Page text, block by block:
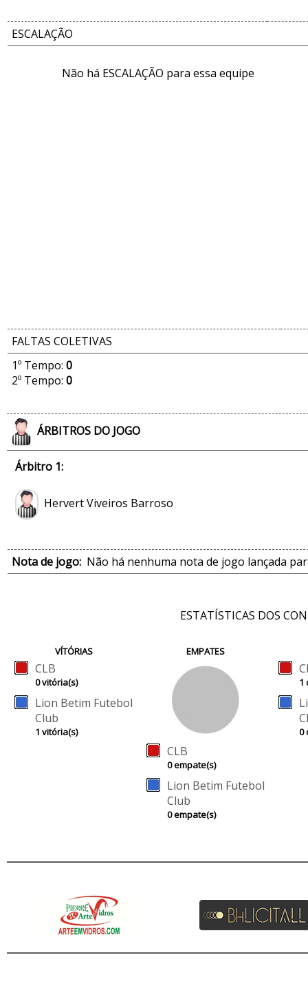
ESCALAÇÃO
Não há ESCALAÇÃO para essa equipe
FALTAS COLETIVAS
1º Tempo: 0
2º Tempo: 0
ÁRBITROS DO JOGO
Árbitro 1:
Hervert Viveiros Barroso
Nota de jogo: Não há nenhuma nota de jogo lançada
ESTATÍSTICAS DOS
VÍTÓRIAS
CLB
0 vitória(s)
Lion Betim Futebol
Club
1 vitória(s)
EMPATES
CLB
0 empate(s)
Lion Betim Futebol
Club
0 empate(s)
1
0